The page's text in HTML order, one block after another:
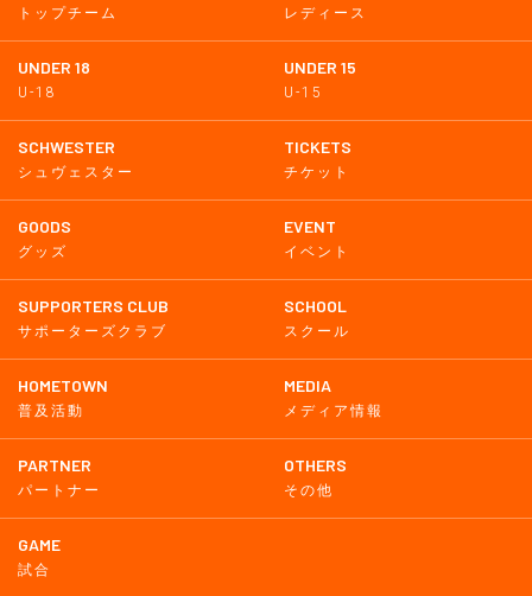
トップチーム レディース
UNDER 18
U-18
UNDER 15
U-15
SCHWESTER
シュヴェスター
TICKETS
チケット
GOODS
グッズ
EVENT
イベント
SUPPORTERS CLUB
サポーターズクラブ
SCHOOL
スクール
HOMETOWN
普及活動
MEDIA
メディア情報
PARTNER
パートナー
OTHERS
その他
GAME
試合